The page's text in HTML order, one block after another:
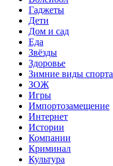
Гаджеты
Дети
Дом и сад
Еда
Звёзды
Здоровье
Зимние виды спорта
ЗОЖ
Игры
Импортозамещение
Интернет
Истории
Компании
Криминал
Культура